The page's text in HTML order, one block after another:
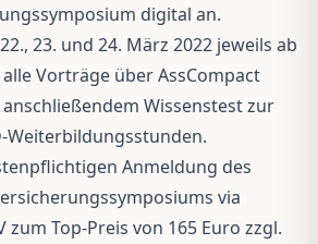
digital an.
23. und 24. März 2022 jeweils ab
Vorträge über AssCompact
anschließendem Wissenstest zur
Weiterbildungsstunden.
Anmeldung des
via
zum Top-Preis von 165 Euro zzgl.